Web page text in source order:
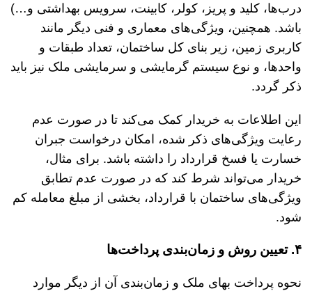
درب‌ها، کلید و پریز، کولر، کابینت، سرویس بهداشتی و…)
باشد. همچنین، ویژگی‌های معماری و فنی دیگر مانند
کاربری زمین، زیر بنای کل ساختمان، تعداد طبقات و
واحدها، و نوع سیستم گرمایشی و سرمایشی ملک نیز باید
ذکر گردد.
این اطلاعات به خریدار کمک می‌کند تا در صورت عدم
رعایت ویژگی‌های ذکر شده، امکان درخواست جبران
خسارت یا فسخ قرارداد را داشته باشد. برای مثال،
خریدار می‌تواند شرط کند که در صورت عدم تطابق
ویژگی‌های ساختمان با قرارداد، بخشی از مبلغ معامله کم
شود.
۴. تعیین روش و زمان‌بندی پرداخت‌ها
نحوه پرداخت بهای ملک و زمان‌بندی آن از دیگر موارد